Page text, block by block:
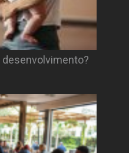
desenvolvimento?